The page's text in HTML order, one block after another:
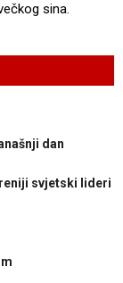
sina.
dan
svjetski lideri